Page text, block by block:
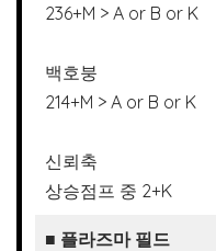
236+M > A or B or K
백호붕
214+M > A or B or K
신뢰축
상승점프 중 2+K
■ 플라즈마 필드